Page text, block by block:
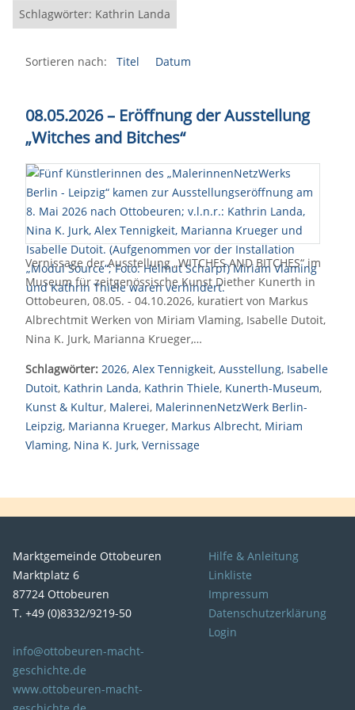
Schlagwörter: Kathrin Landa
Sortieren nach: Titel Datum
08.05.2026 – Eröffnung der Ausstellung
„Witches and Bitches“
Vernissage der Ausstellung „WITCHES AND BITCHES“ im
Museum für zeitgenössische Kunst Diether Kunerth in
Ottobeuren, 08.05. - 04.10.2026, kuratiert von Markus
Albrechtmit Werken von Miriam Vlaming, Isabelle Dutoit,
Nina K. Jurk, Marianna Krueger,…
Schlagwörter: 2026, Alex Tennigkeit, Ausstellung, Isabelle
Dutoit, Kathrin Landa, Kathrin Thiele, Kunerth-Museum,
Kunst & Kultur, Malerei, MalerinnenNetzWerk Berlin-
Leipzig, Marianna Krueger, Markus Albrecht, Miriam
Vlaming, Nina K. Jurk, Vernissage
Marktgemeinde Ottobeuren
Marktplatz 6
87724 Ottobeuren
T. +49 (0)8332/9219-50
info@ottobeuren-macht-
geschichte.de
www.ottobeuren-macht-
Hilfe & Anleitung
Linkliste
Impressum
Datenschutzerklärung
Login